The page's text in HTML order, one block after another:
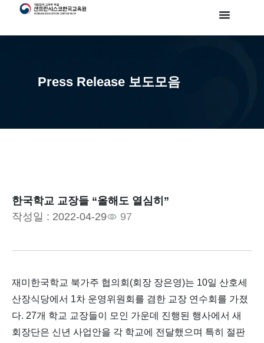
Press Release 보도모음
한국학교 교장들 “올해도 열심히”
작성일 : 2022-04-29 97
재미한국학교 북가주 협의회(회장 장은영)는 10일 산호세
산장식당에서 1차 운영위원회를 겸한 교장 연수회를 가졌
다. 27개 학교 교장들이 모인 가운데 진행된 행사에서 새
회장단은 신년 사업안을 각 학교에 전달했으며 특히 절판